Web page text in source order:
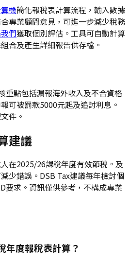
機簡化報稅表計算流程，輸入數據
專業顧問意見，可進一步減少稅務
們獲取個別評估。工具可自動計算
合及產生詳細報告供存檔。
重點包括漏報海外收入及不合資格
可被罰款5000元起及追討利息。
件。
建議
在2025/26課稅年度有效節稅。及
少錯誤。DSB Tax建議每年檢討個
要求。資訊僅供參考，不構成專業
年度報稅表計算？